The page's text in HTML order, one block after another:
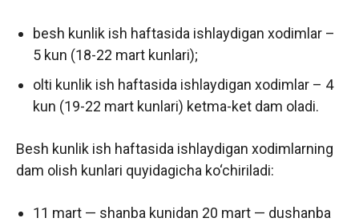
besh kunlik ish haftasida ishlaydigan xodimlar –
5 kun (18-22 mart kunlari);
olti kunlik ish haftasida ishlaydigan xodimlar – 4
kun (19-22 mart kunlari) ketma-ket dam oladi.
Besh kunlik ish haftasida ishlaydigan xodimlarning
dam olish kunlari quyidagicha ko‘chiriladi:
11 mart — shanba kunidan 20 mart — dushanba